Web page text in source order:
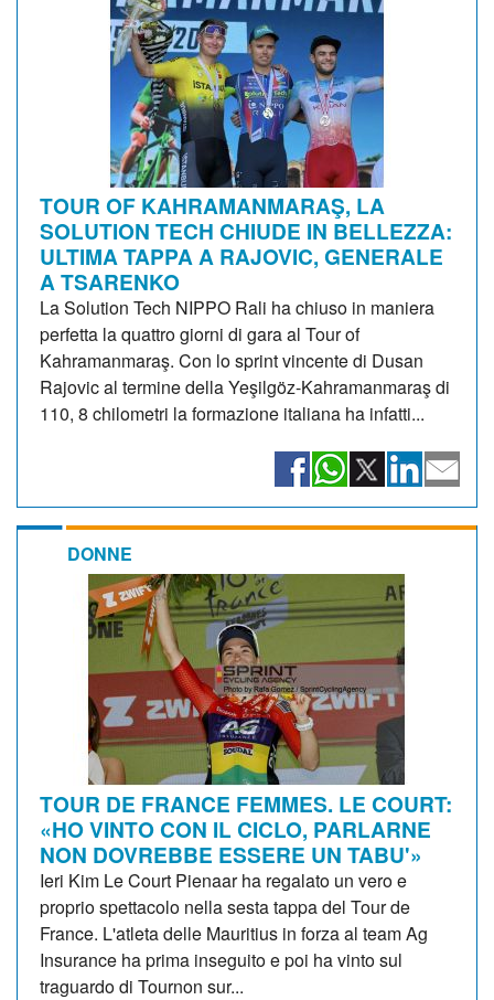
TOUR OF KAHRAMANMARAŞ, LA
SOLUTION TECH CHIUDE IN BELLEZZA:
ULTIMA TAPPA A RAJOVIC, GENERALE
A TSARENKO
La Solution Tech NIPPO Rali ha chiuso in maniera
perfetta la quattro giorni di gara al Tour of
Kahramanmaraş. Con lo sprint vincente di Dusan
Rajovic al termine della Yeşilgöz-Kahramanmaraş di
110, 8 chilometri la formazione italiana ha infatti...
DONNE
TOUR DE FRANCE FEMMES. LE COURT:
«HO VINTO CON IL CICLO, PARLARNE
NON DOVREBBE ESSERE UN TABU'»
Ieri Kim Le Court Pienaar ha regalato un vero e
proprio spettacolo nella sesta tappa del Tour de
France. L'atleta delle Mauritius in forza al team Ag
Insurance ha prima inseguito e poi ha vinto sul
traguardo di Tournon sur...